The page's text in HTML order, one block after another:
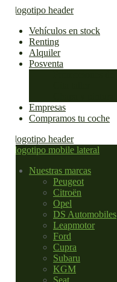
Vehículos en stock
Renting
Alquiler
Posventa
Empresas
Compramos tu coche
Nuestras marcas
Peugeot
Citroën
Opel
DS Automobiles
Leapmotor
Ford
Cupra
Subaru
KGM
Seat